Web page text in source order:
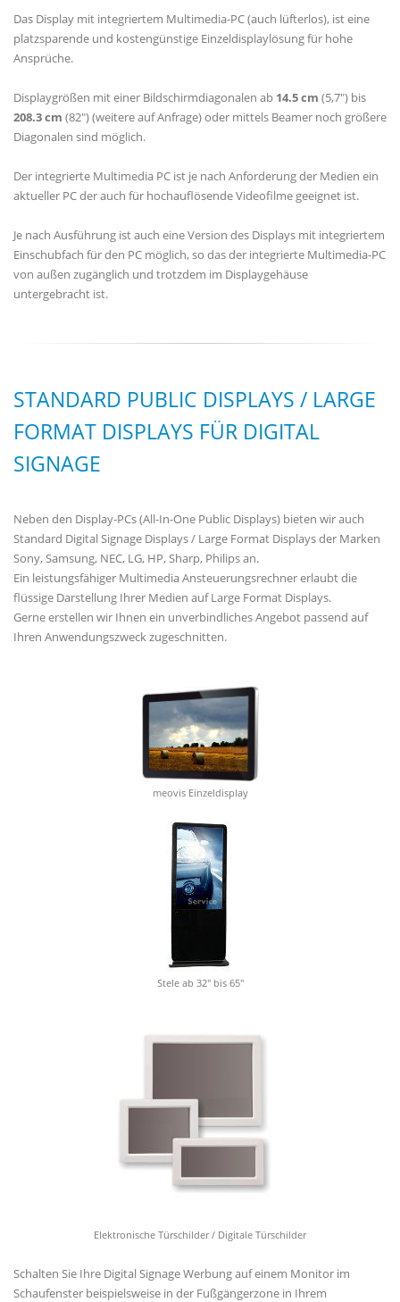
Das Display mit integriertem Multimedia-PC (auch lüfterlos), ist eine
platzsparende und kostengünstige Einzeldisplaylösung für hohe
Ansprüche.
Displaygrößen mit einer Bildschirmdiagonalen ab 14.5 cm (5,7") bis
208.3 cm (82") (weitere auf Anfrage) oder mittels Beamer noch größere
Diagonalen sind möglich.
Der integrierte Multimedia PC ist je nach Anforderung der Medien ein
aktueller PC der auch für hochauflösende Videofilme geeignet ist.
Je nach Ausführung ist auch eine Version des Displays mit integriertem
Einschubfach für den PC möglich, so das der integrierte Multimedia-PC
von außen zugänglich und trotzdem im Displaygehäuse
untergebracht ist.
STANDARD PUBLIC DISPLAYS / LARGE
FORMAT DISPLAYS FÜR DIGITAL
SIGNAGE
Neben den Display-PCs (All-In-One Public Displays) bieten wir auch
Standard Digital Signage Displays / Large Format Displays der Marken
Sony, Samsung, NEC, LG, HP, Sharp, Philips an.
Ein leistungsfähiger Multimedia Ansteuerungsrechner erlaubt die
flüssige Darstellung Ihrer Medien auf Large Format Displays.
Gerne erstellen wir Ihnen ein unverbindliches Angebot passend auf
Ihren Anwendungszweck zugeschnitten.
meovis Einzeldisplay
Stele ab 32" bis 65"
Elektronische Türschilder / Digitale Türschilder
Schalten Sie Ihre Digital Signage Werbung auf einem Monitor im
Schaufenster beispielsweise in der Fußgängerzone in Ihrem